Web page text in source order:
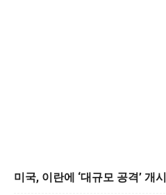
미국, 이란에 ‘대규모 공격’ 개시